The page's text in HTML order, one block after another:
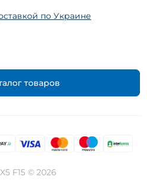
по Украине
товаров
F15 © 2026